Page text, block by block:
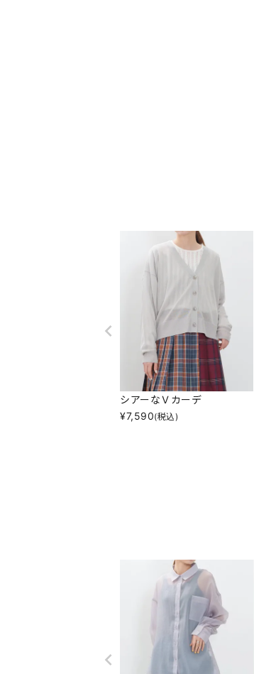
シアーなＶカーデ
¥7,590(税込)